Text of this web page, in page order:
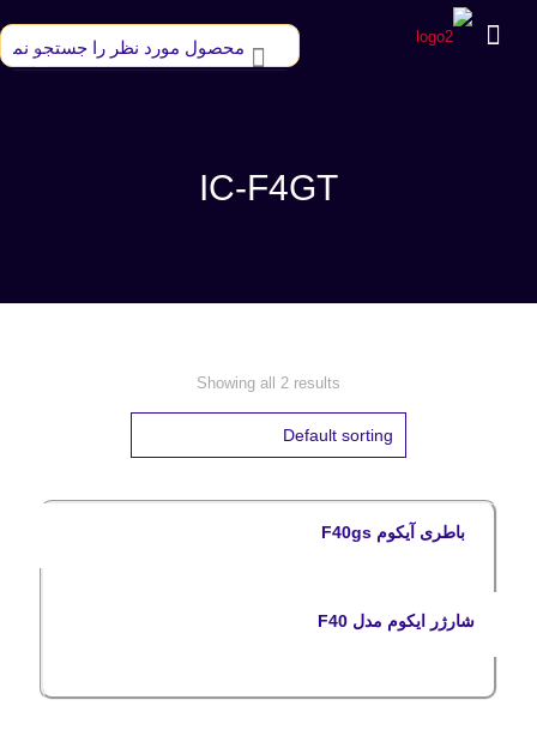
IC-F4GT
Showing all 2 results
باطری آیکوم F40gs
شارژر ایکوم مدل F40